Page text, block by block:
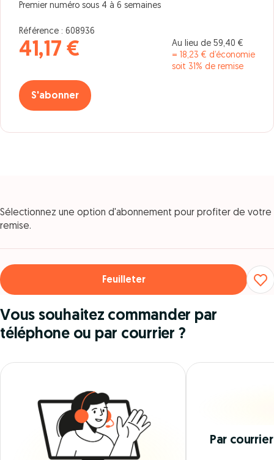
Premier numéro sous 4 à 6 semaines
Référence : 608936
41,17 €
Au lieu de 59,40 €
= 18,23 € d’économie
soit 31% de remise
S'abonner
Sélectionnez une option d'abonnement pour profiter de votre
remise.
Feuilleter
Vous souhaitez commander par
téléphone ou par courrier ?
Par courrier